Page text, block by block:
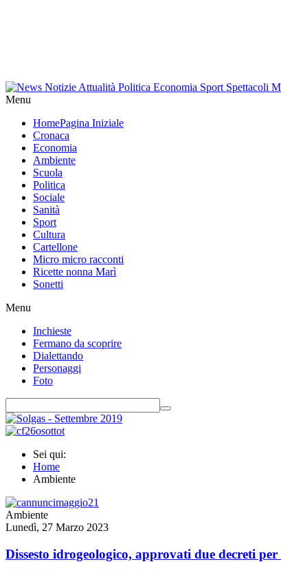
Menu
HomePagina Iniziale
Cronaca
Economia
Ambiente
Scuola
Politica
Sociale
Sanità
Sport
Cultura
Cartellone
Micro micro racconti
Ricette nonna Marì
Sonetti
Menu
Inchieste
Fermano da scoprire
Dialettando
Personaggi
Foto
Sei qui:
Home
Ambiente
Ambiente
Lunedì, 27 Marzo 2023
Dissesto idrogeologico, approvati due decreti